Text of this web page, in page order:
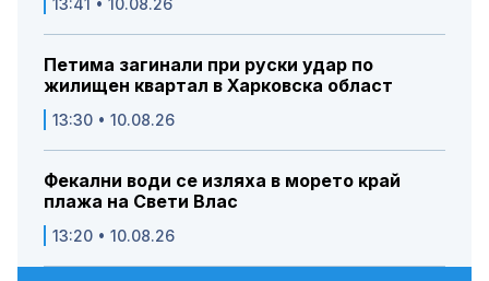
Петима загинали при руски удар по
жилищен квартал в Харковска област
13:30 • 10.08.26
Фекални води се изляха в морето край
плажа на Свети Влас
13:20 • 10.08.26